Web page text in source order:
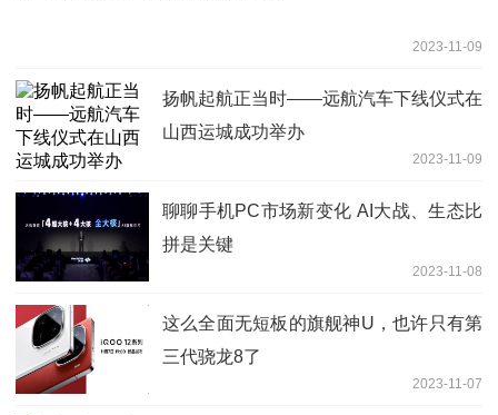
2023-11-09
扬帆起航正当时——远航汽车下线仪式在
山西运城成功举办
2023-11-09
聊聊手机PC市场新变化 AI大战、生态比
拼是关键
2023-11-08
这么全面无短板的旗舰神U，也许只有第
三代骁龙8了
2023-11-07